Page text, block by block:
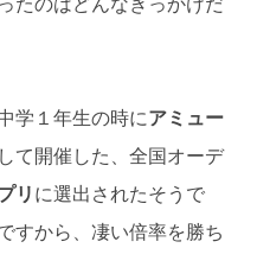
たのはどんなきっかけだ
学１年生の時にアミュー
て開催した、全国オーデ
リ に選出されたそうで
すから、凄い倍率を勝ち